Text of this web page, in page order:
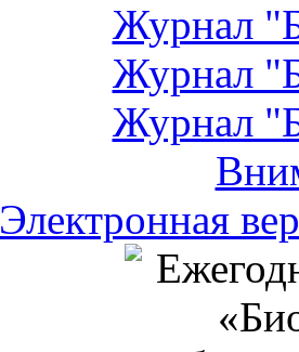
Журнал
Журнал
Журнал
Электронная